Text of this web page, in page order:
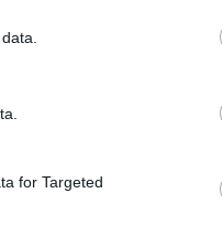
for Targeted
aki tervezi
Gulyás